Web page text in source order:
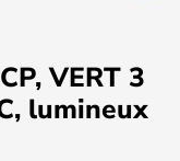
VERT 3
lumineux